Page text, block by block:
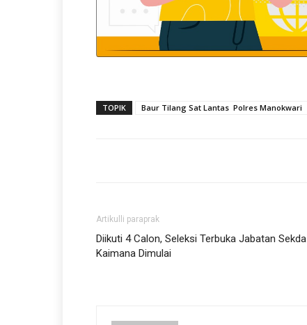
TOPIK Baur Tilang Sat Lantas Polres Manokwari
Artikulli paraprak
Diikuti 4 Calon, Seleksi Terbuka Jabatan Sekda
Kaimana Dimulai